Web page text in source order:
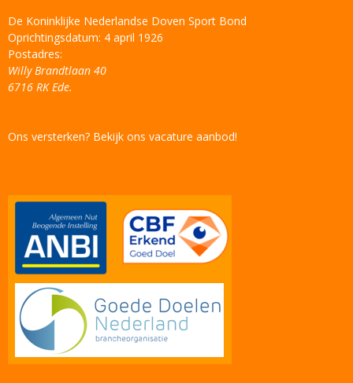
De Koninklijke Nederlandse Doven Sport Bond
Oprichtingsdatum: 4 april 1926
Postadres:
Willy Brandtlaan 40
6716 RK Ede.
Ons versterken? Bekijk ons vacature aanbod!